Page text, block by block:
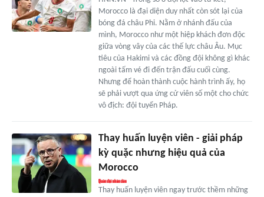
Morocco là đại diện duy nhất còn sót lại của
bóng đá châu Phi. Nằm ở nhánh đấu của
mình, Morocco như một hiệp khách đơn độc
giữa vòng vây của các thế lực châu Âu. Mục
tiêu của Hakimi và các đồng đội không gì khác
ngoài tấm vé đi đến trận đấu cuối cùng.
Nhưng để hoàn thành cuộc hành trình ấy, họ
sẽ phải vượt qua ứng cử viên số một cho chức
vô địch: đội tuyển Pháp.
Thay huấn luyện viên - giải pháp
kỳ quặc nhưng hiệu quả của
Morocco
Thay huấn luyện viên ngay trước thềm những